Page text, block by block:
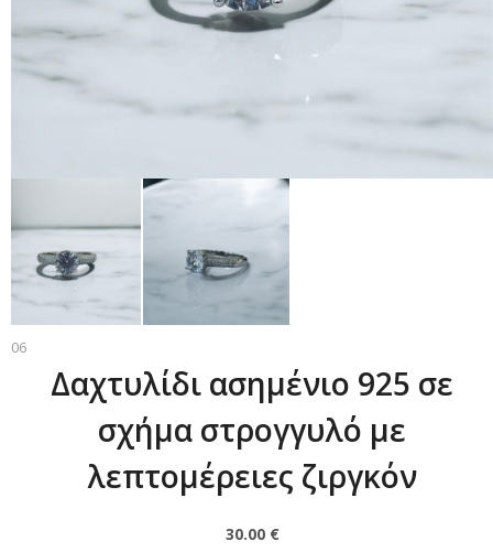
06
Δαχτυλίδι ασημένιο 925 σε
σχήμα στρογγυλό με
λεπτομέρειες ζιργκόν
30.00 €